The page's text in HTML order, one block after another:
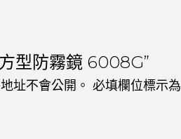
型防霧鏡 6008G”
址不會公開。 必填欄位標示為